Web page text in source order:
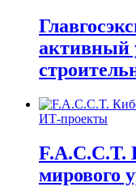
активный
ИТ-проекты
F.A.C.C.T.
мирового